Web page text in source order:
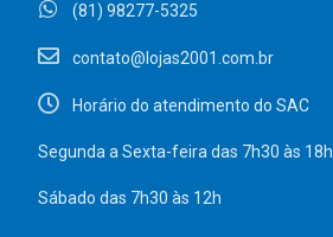
(81) 98277-5325
contato@lojas2001.com.br
Horário do atendimento do SAC
Segunda a Sexta-feira das 7h30 às 18h
Sábado das 7h30 às 12h